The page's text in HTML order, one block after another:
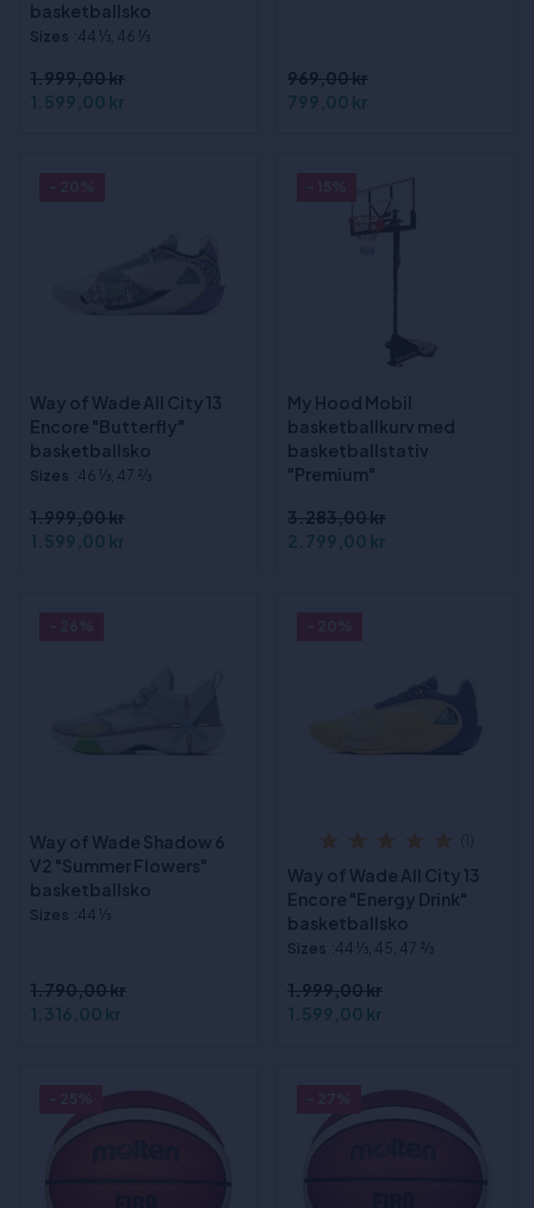
basketballsko
Sizes :44 1⁄3, 46 1⁄3
1.999,00 kr
1.599,00 kr
969,00 kr
799,00 kr
Way of Wade All City 13
Encore "Butterfly"
basketballsko
Sizes :46 1⁄3, 47 2⁄3
1.999,00 kr
1.599,00 kr
My Hood Mobil
basketballkurv med
basketballstativ
"Premium"
3.283,00 kr
2.799,00 kr
Way of Wade Shadow 6
V2 "Summer Flowers"
basketballsko
Sizes :44 1⁄3
1.790,00 kr
1.316,00 kr
Way of Wade All City 13
Encore "Energy Drink"
basketballsko
Sizes :44 1⁄3, 45, 47 2⁄3
1.999,00 kr
1.599,00 kr